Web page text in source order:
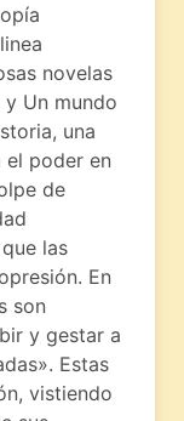
novelas
Un mundo
una
poder en
de
las
En
son
y gestar a
Estas
vistiendo